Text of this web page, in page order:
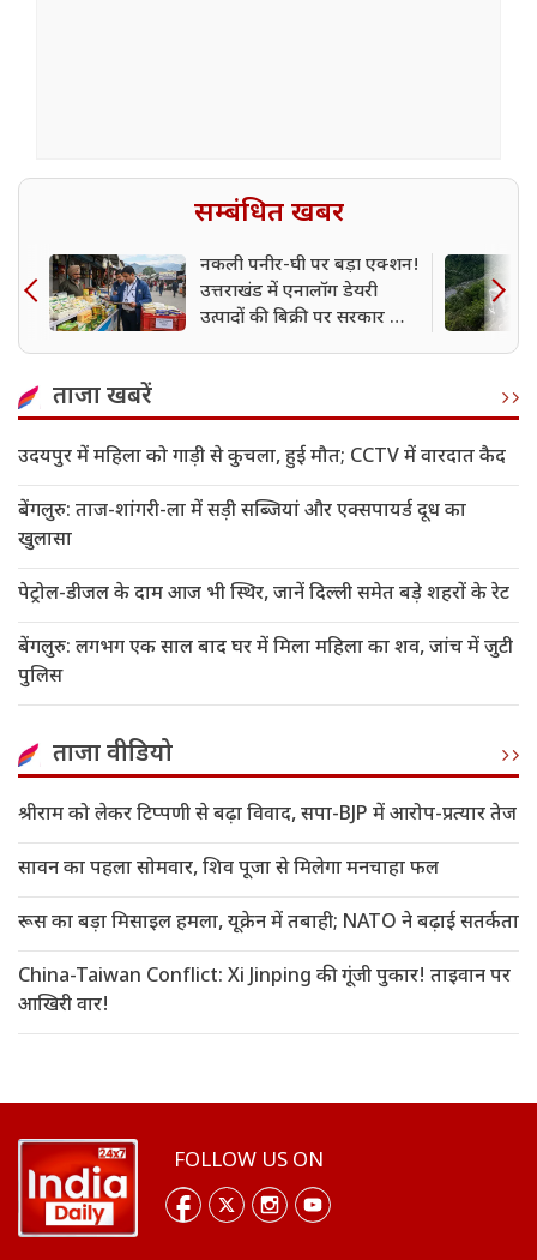
सम्बंधित खबर
नकली पनीर-घी पर बड़ा एक्शन!
उत्तराखंड में एनालॉग डेयरी
उत्पादों की बिक्री पर सरकार का
ताजा खबरें
उदयपुर में महिला को गाड़ी से कुचला, हुई मौत; CCTV में वारदात कैद
बेंगलुरु: ताज-शांगरी-ला में सड़ी सब्जियां और एक्सपायर्ड दूध का
खुलासा
पेट्रोल-डीजल के दाम आज भी स्थिर, जानें दिल्ली समेत बड़े शहरों के रेट
बेंगलुरु: लगभग एक साल बाद घर में मिला महिला का शव, जांच में जुटी
पुलिस
ताजा वीडियो
श्रीराम को लेकर टिप्पणी से बढ़ा विवाद, सपा-BJP में आरोप-प्रत्यार तेज
सावन का पहला सोमवार, शिव पूजा से मिलेगा मनचाहा फल
रूस का बड़ा मिसाइल हमला, यूक्रेन में तबाही; NATO ने बढ़ाई सतर्कता
China-Taiwan Conflict: Xi Jinping की गूंजी पुकार! ताइवान पर
आखिरी वार!
FOLLOW US ON